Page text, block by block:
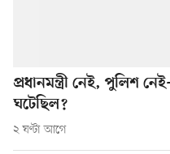
প্রধানমন্ত্রী নেই, পুলিশ
ঘটেছিল?
২ ঘণ্টা আগে